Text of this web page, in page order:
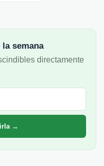
semana
directamente
→